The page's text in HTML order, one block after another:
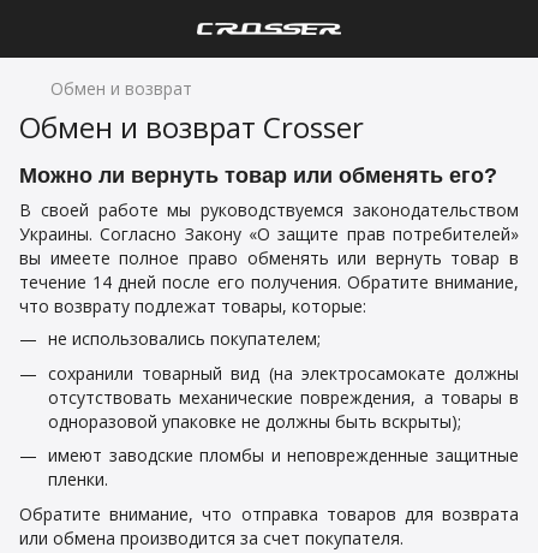
Обмен и возврат
Обмен и возврат Crosser
Можно ли вернуть товар или обменять его?
В своей работе мы руководствуемся законодательством
Украины. Согласно Закону «О защите прав потребителей»
вы имеете полное право обменять или вернуть товар в
течение 14 дней после его получения. Обратите внимание,
что возврату подлежат товары, которые:
не использовались покупателем;
сохранили товарный вид (на электросамокате должны
отсутствовать механические повреждения, а товары в
одноразовой упаковке не должны быть вскрыты);
имеют заводские пломбы и неповрежденные защитные
пленки.
Обратите внимание, что отправка товаров для возврата
или обмена производится за счет покупателя.